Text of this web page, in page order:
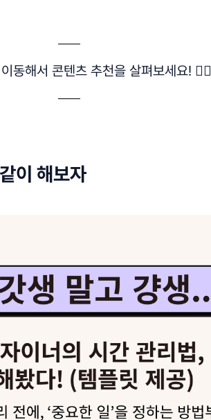
동해서 콘텐츠 추천을 살펴보세요! 👇🏻
이 해보자